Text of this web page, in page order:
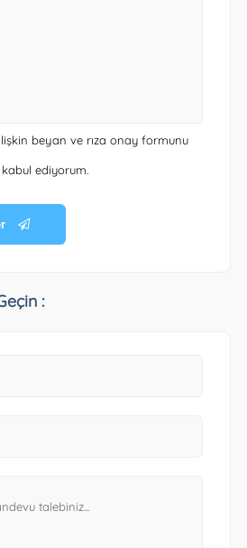
beyan ve rıza onay formunu
kabul ediyorum.
: